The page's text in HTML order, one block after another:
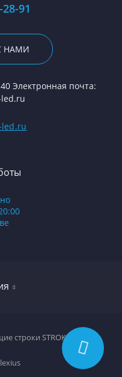
91
НАМИ
Электронная почта:
led.ru
led.ru
строки STROKA-LED ©